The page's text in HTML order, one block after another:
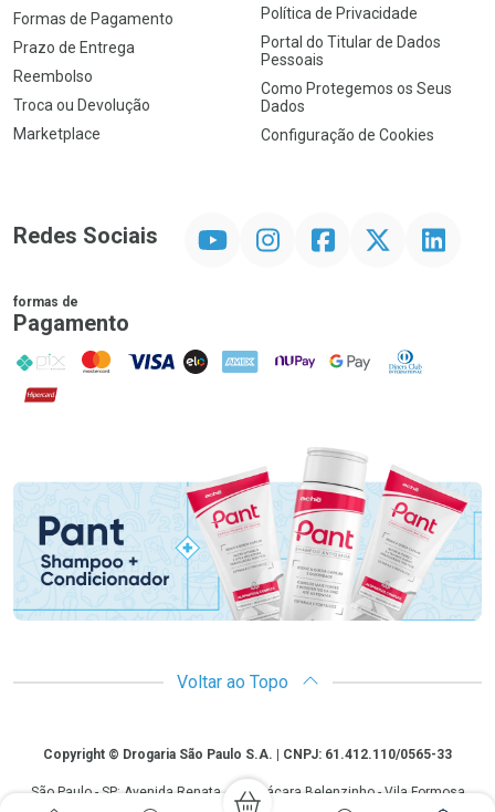
Formas de Pagamento
Prazo de Entrega
Reembolso
Troca ou Devolução
Marketplace
Política de Privacidade
Portal do Titular de Dados
Pessoais
Como Protegemos os Seus
Dados
Configuração de Cookies
Redes Sociais InstagramFacebookTwitter Linkedin
formas de
Pagamento
PIX MasterCard
VISA ELO AMEX NuPay Google PayDiners Club
Hipercard
Voltar ao Topo
CopyrightCopyright © Drogaria São Paulo S.A. | CNPJ: 61.412.110/0565-33
São Paulo - SP: Avenida Renata, 60, Chácara Belenzinho - Vila Formosa